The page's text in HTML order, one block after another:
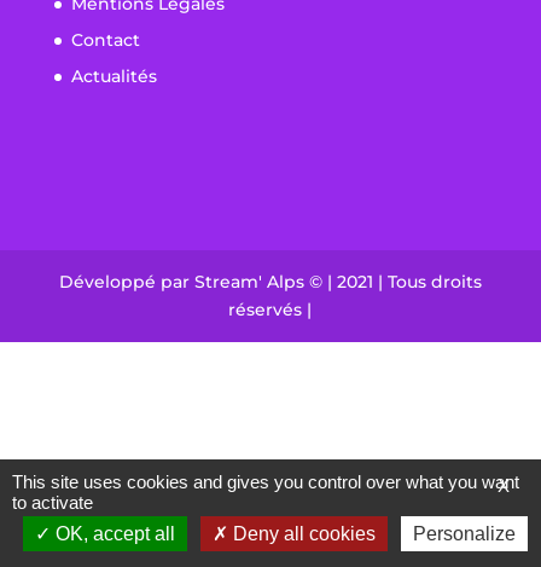
Contact
Actualités
Développé par Stream' Alps © | 2021 | Tous droits
réservés |
X
This site uses cookies and gives you control over what you want
to activate
OK, accept all
Deny all cookies Personalize